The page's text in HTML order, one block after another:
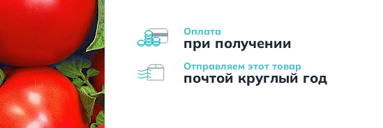
Оплата
при получении
Отправляем этот товар
почтой круглый год